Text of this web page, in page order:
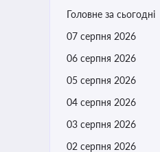
Головне за сьогодні
07 серпня 2026
06 серпня 2026
05 серпня 2026
04 серпня 2026
03 серпня 2026
02 серпня 2026